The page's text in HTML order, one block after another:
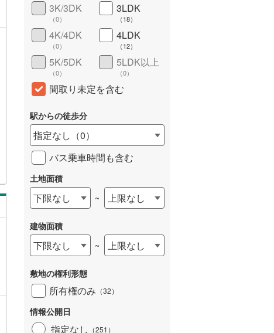
3K/3DK
（0）
3LDK
（18）
4K/4DK
（0）
4LDK
（12）
5K/5DK
（0）
5LDK以上
（0）
間取り未定を含む
駅からの徒歩分
指定なし （0）
バス乗車時間も含む
土地面積
下限なし ~ 上限なし
建物面積
下限なし ~ 上限なし
敷地の権利形態
所有権のみ （32）
情報公開日
指定なし （251 ）